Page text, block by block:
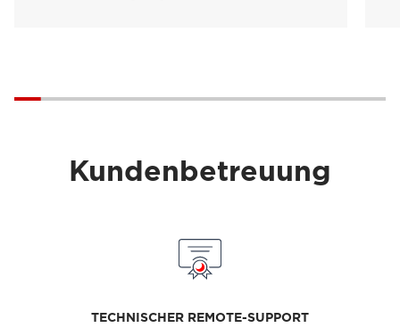
Kundenbetreuung
TECHNISCHER REMOTE-SUPPORT